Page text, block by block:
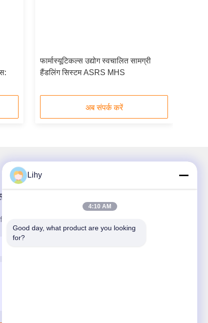
फार्मास्यूटिकल्स उद्योग स्वचालित सामग्री
हैंडलिंग सिस्टम ASRS MHS
अब संपर्क करें
पत्र
के लिए हमारे न्यूज़लेटर की सदस्यता लें।
Lihy
4:10 AM
Good day, what product are you looking
for?